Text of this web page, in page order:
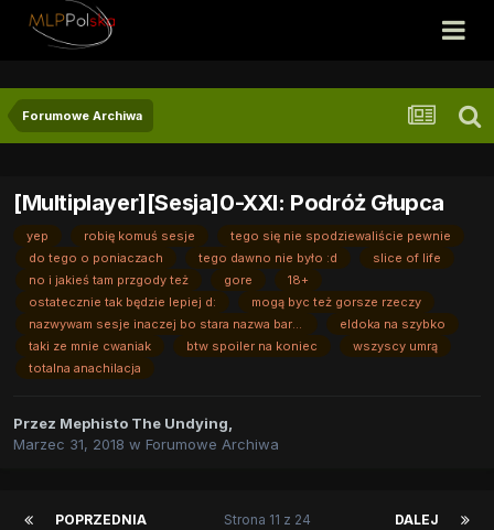
Forumowe Archiwa
[Multiplayer][Sesja]0-XXI: Podróż Głupca
yep robię komuś sesje
tego się nie spodziewaliście pewnie
do tego o poniaczach
tego dawno nie było :d
slice of life
no i jakieś tam przgody też
gore
18+
ostatecznie tak będzie lepiej d:
mogą byc też gorsze rzeczy
nazwywam sesje inaczej bo stara nazwa bardzo nie pasowała
eldoka na szybko
taki ze mnie cwaniak
btw spoiler na koniec
wszyscy umrą
totalna anachilacja
Przez Mephisto The Undying,
Marzec 31, 2018 w Forumowe Archiwa
POPRZEDNIA DALEJ
Strona 11 z 24